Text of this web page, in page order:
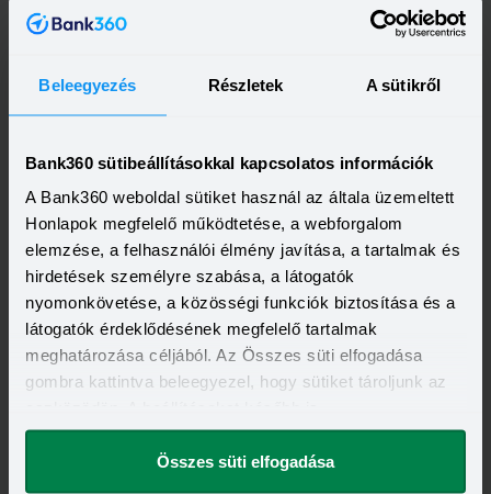
Beleegyezés Részletek A sütikről
Bank360 sütibeállításokkal kapcsolatos információk
A Bank360 weboldal sütiket használ az általa üzemeltett
Honlapok megfelelő működtetése, a webforgalom
elemzése, a felhasználói élmény javítása, a tartalmak és
hirdetések személyre szabása, a látogatók
nyomonkövetése, a közösségi funkciók biztosítása és a
látogatók érdeklődésének megfelelő tartalmak
meghatározása céljából. Az Összes süti elfogadása
gombra kattintva beleegyezel, hogy sütiket tároljunk az
megváltoztathatod.
Összes süti elfogadása
500 000 - 15 000 000 Ft
13,20 - 21,10% 10,99 - 18,49%
KEDVEZMÉNY FELTÉTELEI
Minimum életkor:
21 év
Minimum munkaviszony:
Minimum jövedelem:
Visszahívást szeretnék
OTP Otthon Személyi Kölcsön